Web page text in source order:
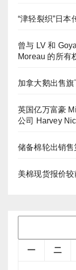
“津轻裂织”日本
曾与 LV 和
Moreau 的所有
加拿大鹅出售
英国亿万富豪
公司 Harvey
储备棉轮出销
美棉现货报价
一 二